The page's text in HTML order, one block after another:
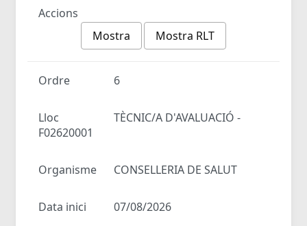
Accions
Mostra
Mostra RLT
Ordre 6
Lloc
TÈCNIC/A D'AVALUACIÓ -
F02620001
Organisme CONSELLERIA DE SALUT
Data inici 07/08/2026